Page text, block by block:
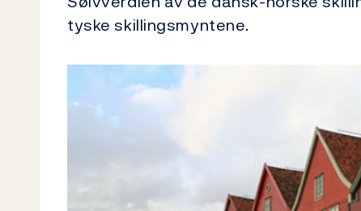
tyske skillingsmyntene.